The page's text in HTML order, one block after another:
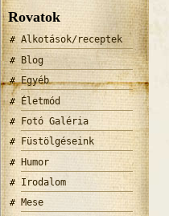
Rovatok
Alkotások/receptek
Blog
Egyéb
Életmód
Fotó Galéria
Füstölgéseink
Humor
Irodalom
Mese